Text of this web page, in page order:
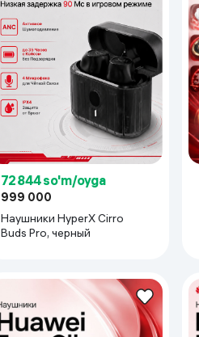
72 844 so'm/oyga
999 000
Наушники HyperX Cirro
Buds Pro, черный